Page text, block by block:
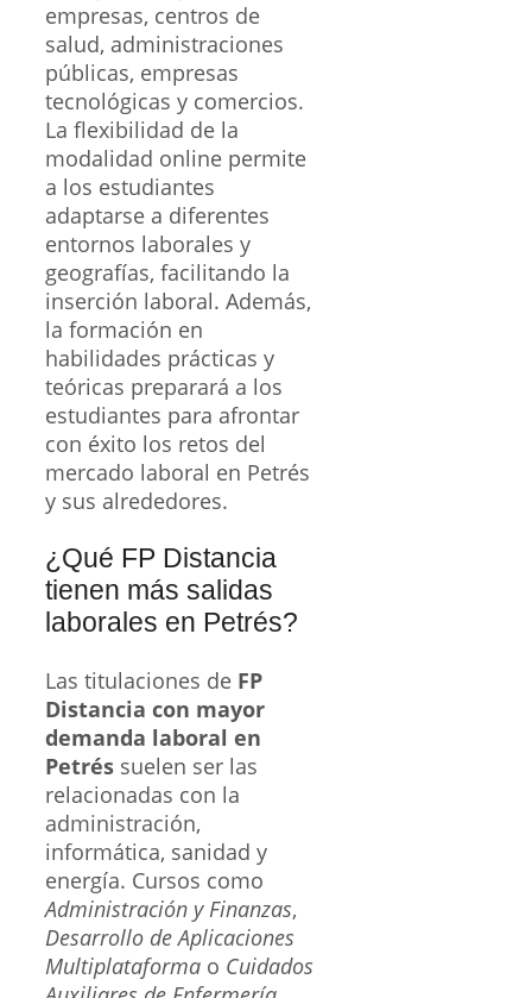
empresas, centros de
salud, administraciones
públicas, empresas
tecnológicas y comercios.
La flexibilidad de la
modalidad online permite
a los estudiantes
adaptarse a diferentes
entornos laborales y
geografías, facilitando la
inserción laboral. Además,
la formación en
habilidades prácticas y
teóricas preparará a los
estudiantes para afrontar
con éxito los retos del
mercado laboral en Petrés
y sus alrededores.
¿Qué FP Distancia
tienen más salidas
laborales en Petrés?
Las titulaciones de FP
Distancia con mayor
demanda laboral en
Petrés suelen ser las
relacionadas con la
administración,
informática, sanidad y
energía. Cursos como
Administración y Finanzas,
Desarrollo de Aplicaciones
Multiplataforma o Cuidados